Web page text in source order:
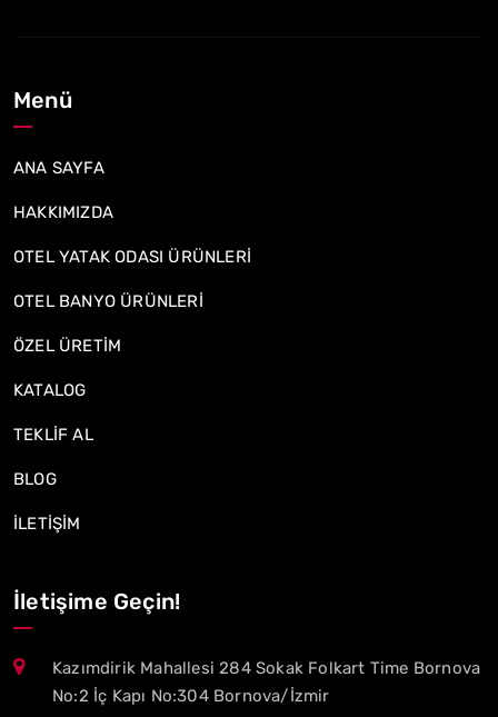
Menü
ANA SAYFA
HAKKIMIZDA
OTEL YATAK ODASI ÜRÜNLERİ
OTEL BANYO ÜRÜNLERİ
ÖZEL ÜRETİM
KATALOG
TEKLİF AL
BLOG
İLETİŞİM
İletişime Geçin!
Kazımdirik Mahallesi 284 Sokak Folkart Time Bornova
No:2 İç Kapı No:304 Bornova/İzmir